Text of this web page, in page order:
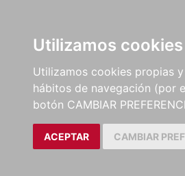
Utilizamos cookies
Utilizamos cookies propias
hábitos de navegación (por
botón CAMBIAR
ACEPTAR CAMBIAR
LIBROS
MÉTODOS Y
EJERCICIOS